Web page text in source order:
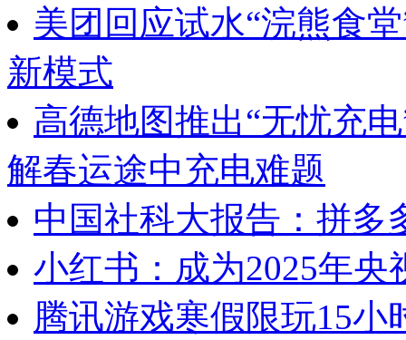
美团回应试水“浣熊食
新模式
高德地图推出“无忧充
解春运途中充电难题
中国社科大报告：拼多
小红书：成为2025年央
腾讯游戏寒假限玩15小